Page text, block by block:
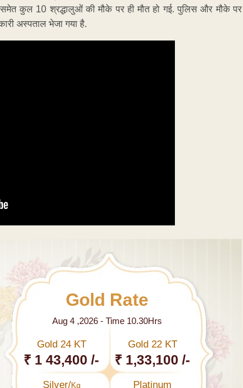
समेत कुल 10 श्रद्धालुओं की मौके पर ही मौत हो गई. पुलिस और मौके पर
अस्पताल भेजा गया है.
Gold Rate
Aug 4 ,2026 - Time 10.30Hrs
Gold 24 KT
₹ 1 43,400 /-
Gold 22 KT
₹ 1,33,100 /-
Silver/Kg Platinum